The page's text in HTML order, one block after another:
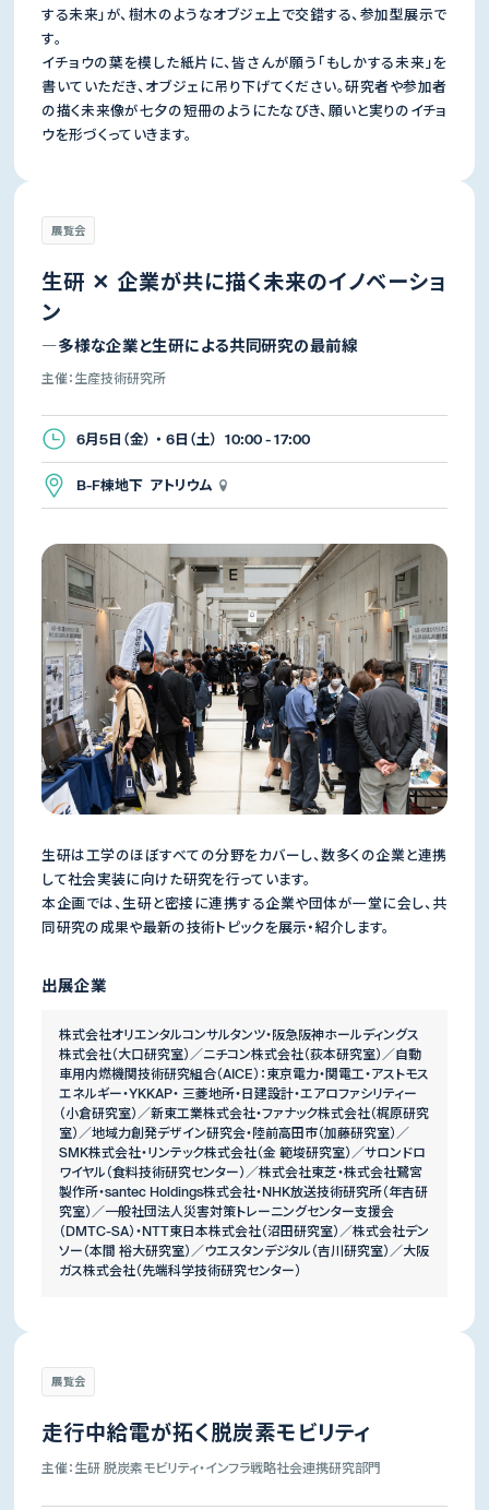
する未来」が、樹木のようなオブジェ上で交錯する、参加型展示で
す。
イチョウの葉を模した紙片に、皆さんが願う「もしかする未来」を
書いていただき、オブジェに吊り下げてください。研究者や参加者
の描く未来像が七夕の短冊のようにたなびき、願いと実りのイチョ
ウを形づくっていきます。
展覧会
生研 ✕ 企業が共に描く未来のイノベーショ
ン
―多様な企業と生研による共同研究の最前線
主催：生産技術研究所
6月5日（金） ・ 6日（土） 10:00 - 17:00
B-F棟地下 アトリウム
生研は工学のほぼすべての分野をカバーし、数多くの企業と連携
して社会実装に向けた研究を行っています。
本企画では、生研と密接に連携する企業や団体が一堂に会し、共
同研究の成果や最新の技術トピックを展示・紹介します。
出展企業
株式会社オリエンタルコンサルタンツ・阪急阪神ホールディングス
株式会社（大口研究室）／ニチコン株式会社（荻本研究室）／自動
車用内燃機関技術研究組合（AICE）：東京電力・関電工・アストモス
エネルギー・YKKAP・ 三菱地所・日建設計・エアロファシリティー
（小倉研究室）／新東工業株式会社・ファナック株式会社（梶原研究
室）／地域力創発デザイン研究会・陸前高田市（加藤研究室）／
SMK株式会社・リンテック株式会社（金 範埈研究室）／サロンドロ
ワイヤル（食料技術研究センター）／株式会社東芝・株式会社鷺宮
製作所・santec Holdings株式会社・NHK放送技術研究所（年吉研
究室）／一般社団法人災害対策トレーニングセンター支援会
（DMTC-SA）・NTT東日本株式会社（沼田研究室）／株式会社デン
ソー（本間 裕大研究室）／ウエスタンデジタル（吉川研究室）／大阪
ガス株式会社（先端科学技術研究センター）
展覧会
走行中給電が拓く脱炭素モビリティ
主催：生研 脱炭素モビリティ・インフラ戦略社会連携研究部門